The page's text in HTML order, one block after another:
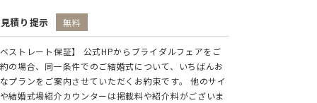
積り提示 無料
ストレート保証】 公式HPからブライダルフェアをご
の場合、同一条件でのご結婚式について、いちばんお
プランをご案内させていただくお約束です。 他のサイ
結婚式場紹介カウンターは掲載料や紹介料がございま